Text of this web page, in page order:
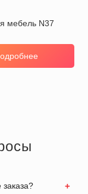
мебель N37